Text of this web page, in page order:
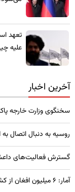
تعهد
علیه
آخرین اخبار
سخنگوی وزارت خارجه
روسیه به دنبال اتصال
گسترش فعالیت‌های
آمار: ۶ میلیون افغان از کشورهای همسایه به وطن بازگشته‌اند